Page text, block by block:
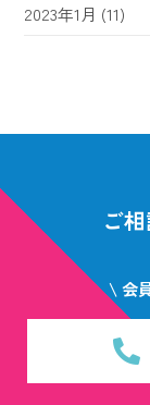
2023年1月 (11)
ご
\ 会